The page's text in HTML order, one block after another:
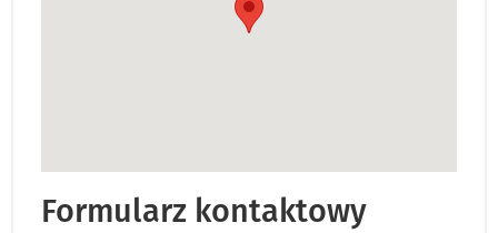
Formularz kontaktowy